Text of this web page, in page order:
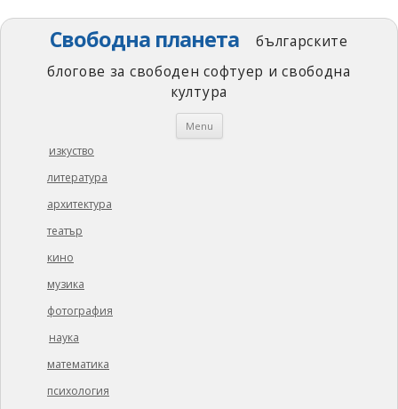
Свободна планета
българските
блогове за свободен софтуер и свободна
култура
Menu Skip
изкуство
литература
архитектура
театър
кино
музика
фотография
наука
математика
психология